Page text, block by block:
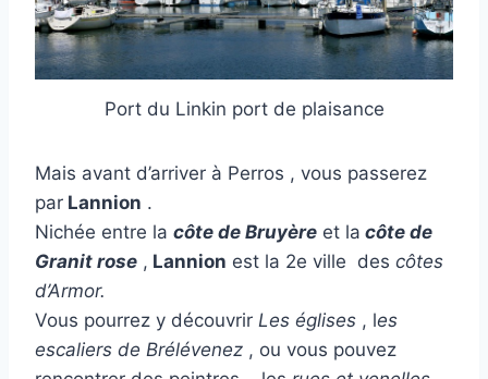
Port du Linkin port de plaisance
Mais avant d’arriver à Perros , vous passerez
par Lannion .
Nichée entre la côte de Bruyère et la côte de
Granit rose , Lannion est la 2e ville des côtes
d’Armor.
Vous pourrez y découvrir Les églises , les
escaliers de Brélévenez , ou vous pouvez